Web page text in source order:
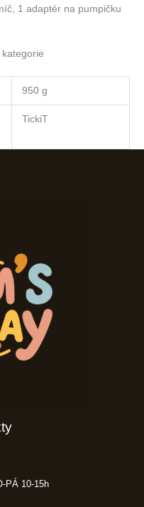
1 adaptér na pumpičku
950 g
TickiT
PÁ 10-15h